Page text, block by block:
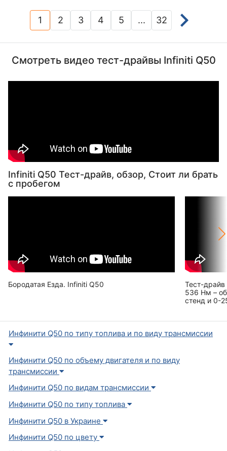
1(current)
2 3 4 5 ... 32
Смотреть видео тест-драйвы Infiniti Q50
Infiniti Q50 Тест-драйв, обзор, Стоит ли брать
с пробегом
Бородатая Езда. Infiniti Q50
Тест-драйв
536 Нм –
стенд и 0-
Инфинити Q50 по типу топлива и по виду трансмиссии
Инфинити Q50 по объему двигателя и по виду
трансмиссии
Инфинити Q50 по видам трансмиссии
Инфинити Q50 по типу топлива
Инфинити Q50 в Украине
Инфинити Q50 по цвету